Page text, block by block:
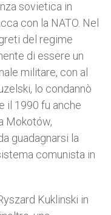
sovietica in
con la NATO. Nel
del regime
di essere un
militare, con al
lo condannò
il 1990 fu anche
Mokotów,
guadagnarsi la
comunista in
Kuklinski in